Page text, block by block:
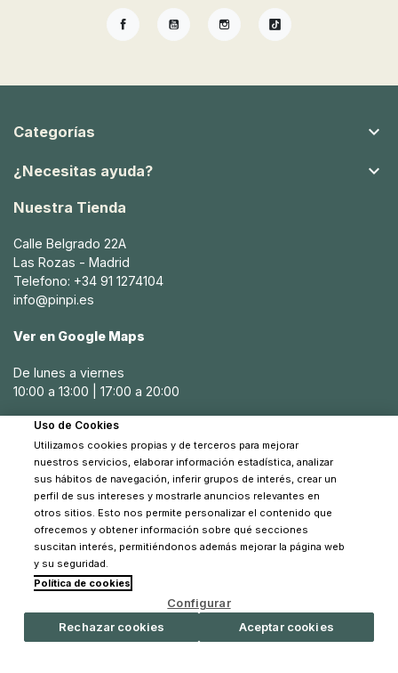
FacebookYouTubeInstagramTikTok
Categorías 
¿Necesitas ayuda? 
Nuestra Tienda
Calle Belgrado 22A
Las Rozas - Madrid
Telefono: +34 91 1274104
info@pinpi.es
Ver en Google Maps
De lunes a viernes
10:00 a 13:00 | 17:00 a 20:00
Sábados
10:30 a 14:00
© 2026 Pinpi - Todos los derechos reservados
Uso de Cookies
Utilizamos cookies propias y de terceros para mejorar
nuestros servicios, elaborar información estadística, analizar
sus hábitos de navegación, inferir grupos de interés, crear un
perfil de sus intereses y mostrarle anuncios relevantes en
otros sitios. Esto nos permite personalizar el contenido que
ofrecemos y obtener información sobre qué secciones
suscitan interés, permitiéndonos además mejorar la página web
y su seguridad.
Política de cookies
Configurar
Rechazar cookies
Aceptar cookies